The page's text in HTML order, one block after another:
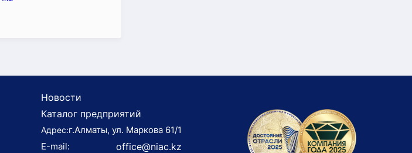
Новости
Каталог предприятий
Адрес:г.Алматы, ул. Маркова 61/1
E-mail:
office@niac.kz